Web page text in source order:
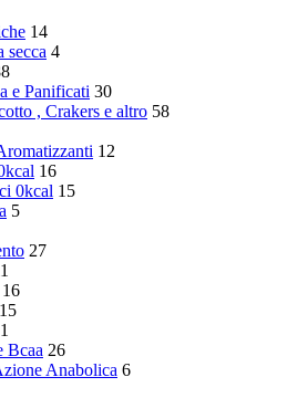
14
secca 4
e Panificati 30
, Crakers e altro 58
12
16
0kcal 15
5
27
16
1
Bcaa 26
Anabolica 6